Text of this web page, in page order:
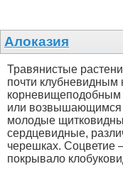
Алоказия
Травянистые
почти клубневидным
или возвышающимся
молодые
сердцевидные,
черешках. Соцветие
покрывало